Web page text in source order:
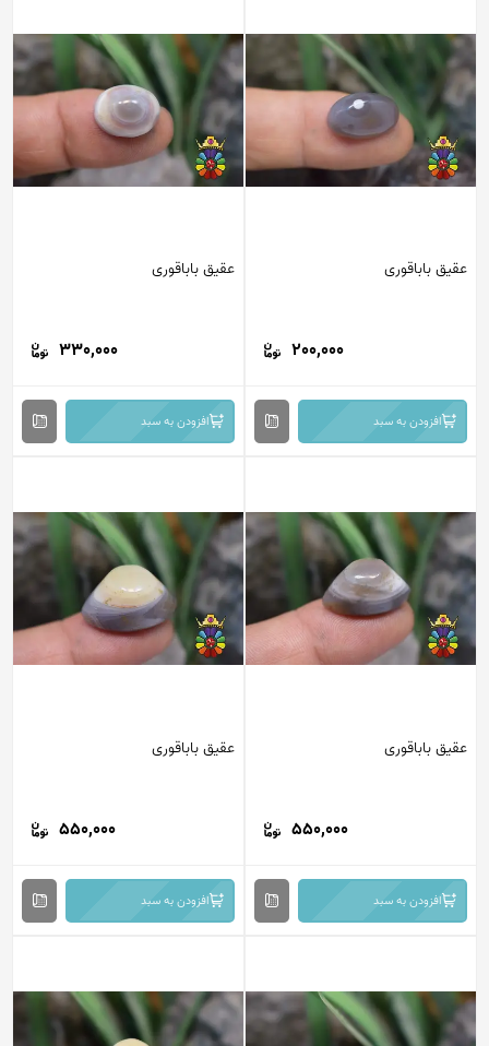
عقیق باباقوری
200,000
افزودن به سبد
عقیق باباقوری
330,000
افزودن به سبد
عقیق باباقوری
550,000
افزودن به سبد
عقیق باباقوری
550,000
افزودن به سبد